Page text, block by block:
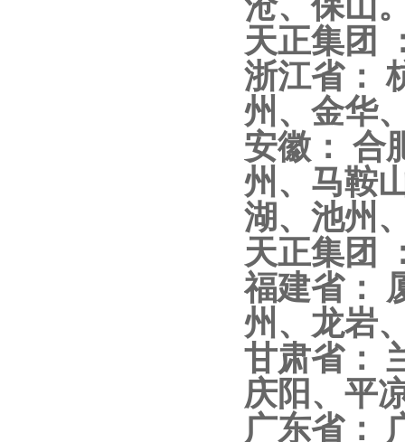
天正集团
浙江省：
州、金华
安徽： 合
州、马鞍
湖、池州
天正集团
福建省：
州、龙岩
甘肃省：
庆阳、平
广东省：